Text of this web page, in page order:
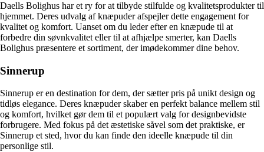
Daells Bolighus har et ry for at tilbyde stilfulde og kvalitetsprodukter til
hjemmet. Deres udvalg af knæpuder afspejler dette engagement for
kvalitet og komfort. Uanset om du leder efter en knæpude til at
forbedre din søvnkvalitet eller til at afhjælpe smerter, kan Daells
Bolighus præsentere et sortiment, der imødekommer dine behov.
Sinnerup
Sinnerup er en destination for dem, der sætter pris på unikt design og
tidløs elegance. Deres knæpuder skaber en perfekt balance mellem stil
og komfort, hvilket gør dem til et populært valg for designbevidste
forbrugere. Med fokus på det æstetiske såvel som det praktiske, er
Sinnerup et sted, hvor du kan finde den ideelle knæpude til din
personlige stil.